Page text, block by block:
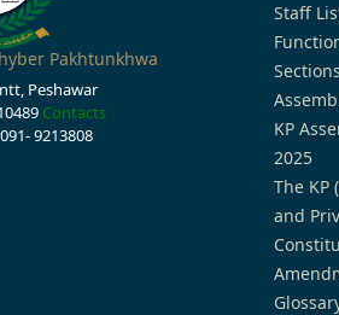
Pakhtunkhwa
Peshawar
Contacts
9213808
Staff
Sections
KP
2025
The KP
and